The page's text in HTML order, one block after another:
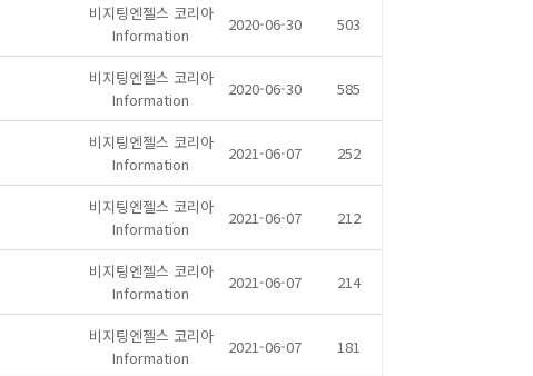
비지팅엔젤스 코리아
Information
2020-06-30 503
비지팅엔젤스 코리아
Information
2020-06-30 585
비지팅엔젤스 코리아
Information
2021-06-07 252
비지팅엔젤스 코리아
Information
2021-06-07 212
비지팅엔젤스 코리아
Information
2021-06-07 214
비지팅엔젤스 코리아
Information
2021-06-07 181